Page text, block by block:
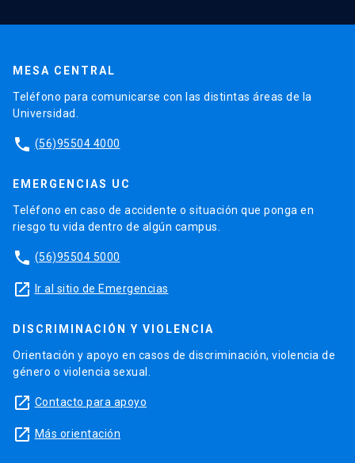
MESA CENTRAL
Teléfono para comunicarse con las distintas áreas de la
Universidad.
phone (56)95504 4000
EMERGENCIAS UC
Teléfono en caso de accidente o situación que ponga en
riesgo tu vida dentro de algún campus.
phone (56)95504 5000
launch Ir al sitio de Emergencias
DISCRIMINACIÓN Y VIOLENCIA
Orientación y apoyo en casos de discriminación, violencia de
género o violencia sexual.
launch Contacto para apoyo
launch Más orientación